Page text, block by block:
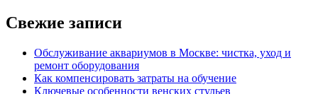
Свежие записи
Обслуживание аквариумов в Москве: чистка, уход и
ремонт оборудования
Как компенсировать затраты на обучение
Ключевые особенности венских стульев